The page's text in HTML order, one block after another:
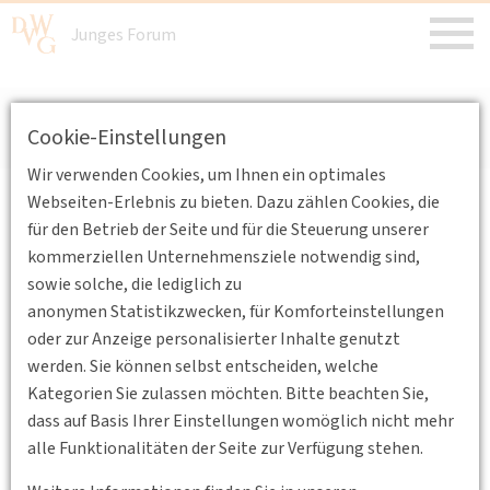
Cookie-Einstellungen
Wir verwenden Cookies, um Ihnen ein optimales
Webseiten-Erlebnis zu bieten. Dazu zählen Cookies, die
für den Betrieb der Seite und für die Steuerung unserer
kommerziellen Unternehmensziele notwendig sind,
sowie solche, die lediglich zu
anonymen Statistikzwecken, für Komforteinstellungen
oder zur Anzeige personalisierter Inhalte genutzt
werden. Sie können selbst entscheiden, welche
Kategorien Sie zulassen möchten. Bitte beachten Sie,
dass auf Basis Ihrer Einstellungen womöglich nicht mehr
alle Funktionalitäten der Seite zur Verfügung stehen.
Junges Forum
Fachexkursion des Jungen Forums nach Hamburg
Archiv
Fachexkursion des Jungen Forums
nach Hamburg
19.10.2022 14:00
Vom19. bis 22.10.2022findet die diesjährigeFachexkursion
des Jungen Forums nach Hamburgstatt.